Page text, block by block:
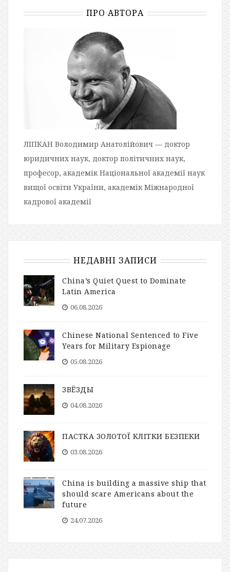
ПРО АВТОРА
ЛІПКАН Володимир Анатолійович — доктор
юридичних наук, доктор політичних наук,
професор, академік Національної академії наук
вищої освіти України, академік Міжнародної
кадрової академії
НЕДАВНІ ЗАПИСИ
China’s Quiet Quest to Dominate
Latin America
06.08.2026
Chinese National Sentenced to Five
Years for Military Espionage
05.08.2026
ЗВЁЗДЫ
04.08.2026
ПАСТКА ЗОЛОТОЇ КЛІТКИ БЕЗПЕКИ
03.08.2026
China is building a massive ship that
should scare Americans about the
future
24.07.2026